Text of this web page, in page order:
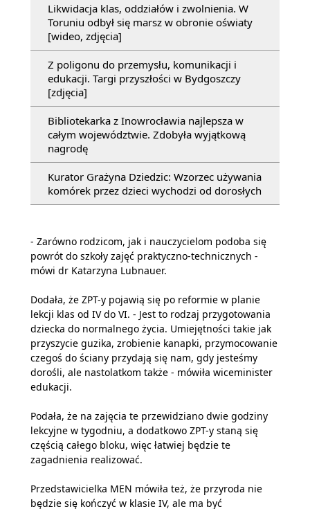
Likwidacja klas, oddziałów i zwolnienia. W
Toruniu odbył się marsz w obronie oświaty
[wideo, zdjęcia]
Z poligonu do przemysłu, komunikacji i
edukacji. Targi przyszłości w Bydgoszczy
[zdjęcia]
Bibliotekarka z Inowrocławia najlepsza w
całym województwie. Zdobyła wyjątkową
nagrodę
Kurator Grażyna Dziedzic: Wzorzec używania
komórek przez dzieci wychodzi od dorosłych
- Zarówno rodzicom, jak i nauczycielom podoba się
powrót do szkoły zajęć praktyczno-technicznych -
mówi dr Katarzyna Lubnauer.
Dodała, że ZPT-y pojawią się po reformie w planie
lekcji klas od IV do VI. - Jest to rodzaj przygotowania
dziecka do normalnego życia. Umiejętności takie jak
przyszycie guzika, zrobienie kanapki, przymocowanie
czegoś do ściany przydają się nam, gdy jesteśmy
dorośli, ale nastolatkom także - mówiła wiceminister
edukacji.
Podała, że na zajęcia te przewidziano dwie godziny
lekcyjne w tygodniu, a dodatkowo ZPT-y staną się
częścią całego bloku, więc łatwiej będzie te
zagadnienia realizować.
Przedstawicielka MEN mówiła też, że przyroda nie
będzie się kończyć w klasie IV, ale ma być